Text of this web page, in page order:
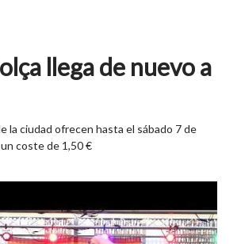
llega de nuevo a
la ciudad ofrecen hasta el sábado 7 de
coste de 1,50 €